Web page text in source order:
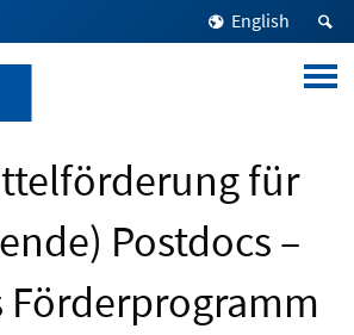
English
für
Postdocs –
Förderprogramm